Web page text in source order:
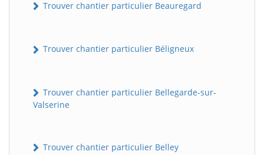
Trouver chantier particulier Beauregard
Trouver chantier particulier Béligneux
Trouver chantier particulier Bellegarde-sur-
Valserine
Trouver chantier particulier Belley